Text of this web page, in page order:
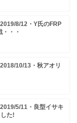
8/12・Y氏のFRP
・・
10/13・秋アオリ
5/11・良型イサキ
た!